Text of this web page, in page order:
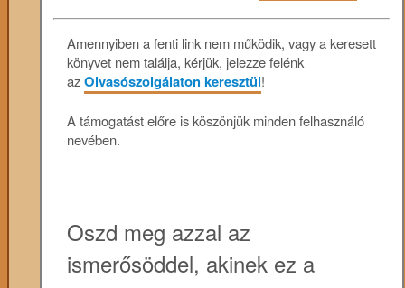
Amennyiben a fenti link nem működik, vagy a keresett
könyvet nem találja, kérjük, jelezze felénk
azOlvasószolgálaton keresztül!
A támogatást előre is köszönjük minden felhasználó
nevében.
Oszd meg azzal az
ismerősöddel, akinek ez a